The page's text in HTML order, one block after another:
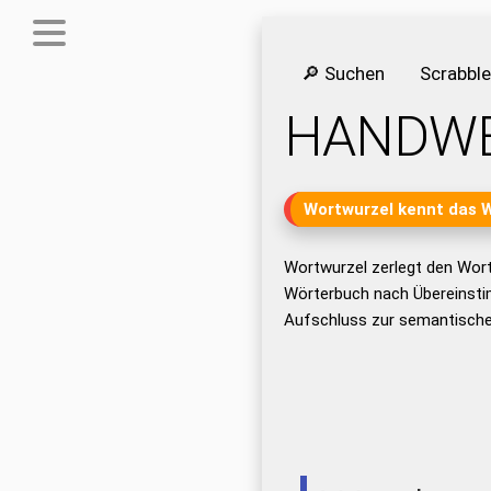
🔎 Suchen
Wortwurzel kennt das
Wortwurzel zerlegt den
Wörterbuch nach
Aufschluss zur